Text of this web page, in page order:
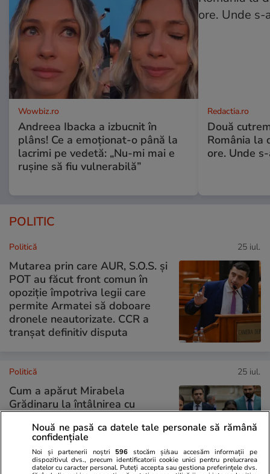
Wowbiz.ro
Andreea Ibacka a izbucnit în
plâns! Ce a emoționat-o până la
lacrimi pe vedetă: „Nu-mi mai e
rușine să fiu vulnerabilă”
Redactia.ro
Două
România la
ore. Unde
POLITIC
Politică 25 iul.
Mutarea prin care AUR, S.O.S. și
POT au făcut front comun în
opoziție împotriva legii care
permite Armatei să doboare
dronele neautorizate. CCR a
tranșat definitiv disputa
Politică 25 iul.
Cum a apărut Mirabela
Grădinaru la întâlnirea cu
Murmu, la Palatul Cotroceni.
Motivul pentru care a ales o
rochie galbenă
Nouă ne pasă ca datele tale personale să rămână
confidențiale
Noi și partenerii noștri 596 stocăm și/sau accesăm informații pe
dispozitivul dvs., precum identificatorii cookie unici pentru prelucrarea
datelor cu caracter personal. Puteți accepta sau gestiona preferințele dvs.